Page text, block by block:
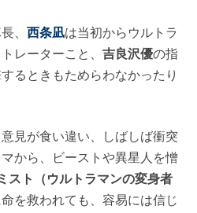
、 西条凪は当初からウルトラ
レーターこと、 吉良沢優の指
るときもためらわなかったり
見が食い違い、しばしば衝突
から、ビーストや異星人を憎
スト（ウルトラマンの変身者
命を救われても、容易には信じ